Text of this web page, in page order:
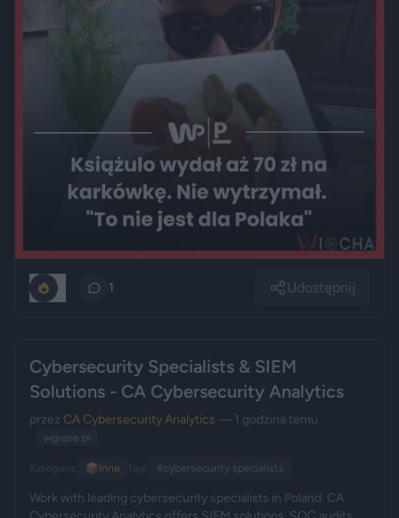
1 Udostępnij
Cybersecurity Specialists & SIEM
Solutions - CA Cybersecurity Analytics
przez CA Cybersecurity Analytics — 1 godzina temu
wgrane.pl
Kategoria: 📦 Inne Tagi: #cybersecurity specialists
Work with leading cybersecurity specialists in Poland. CA